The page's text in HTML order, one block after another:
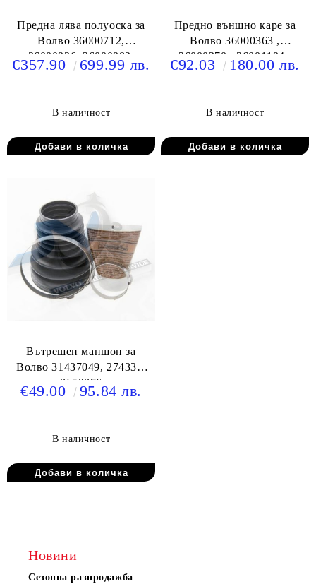
Предна лява полуоска за
Волво 36000712,
36000936, 36000982,
36001815, 36011292
€357.90 699.99 лв.
В наличност
Предно външно каре за
Волво 36000363 ,
36000370 , 36001194 ,
36001195 , 36001232 ,
€92.03 180.00 лв.
В наличност
Вътрешен маншон за
Волво 31437049, 274336,
8653876
€49.00 95.84 лв.
В наличност
Новини
Сезонна разпродажба